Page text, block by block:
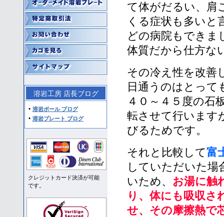
溶岩工房 店長ブログ
溶岩ボール ブログ
溶岩プレート ブログ
クレジットカード決済が可能
です。
て体がだるい、肩
くる症状も多いと
どの病院もできま
体質だから仕方な
その冷え性を改善
日通うのはとって
４０～４５度の石
転させて行います
びるためです。
それと比較して富
していただいた場
いため、 お湯に触
り、体にも吸収さ
せ、その摩擦熱で